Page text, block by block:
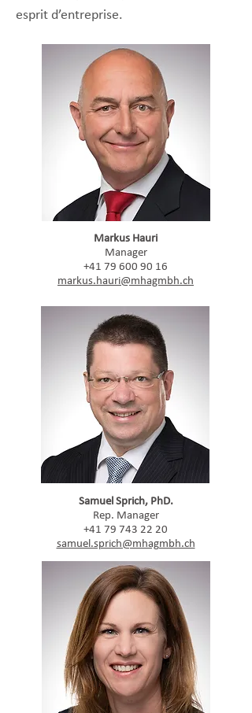
esprit d’entreprise.
Markus Hauri
Manager
+41 79 600 90 16
markus.hauri@mhagmbh.ch
Samuel Sprich, PhD.
Rep. Manager
+41 79 743 22 20
samuel.sprich@mhagmbh.ch